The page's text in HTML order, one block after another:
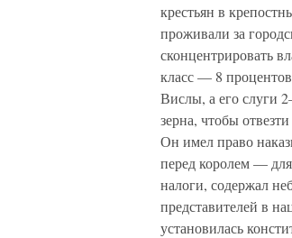
крестьян в
проживали за
сконцентрировать
класс — 8
Вислы, а его слуги
зерна, чтобы
Он имел право
перед королем —
налоги, содержал
представителей в
установилась